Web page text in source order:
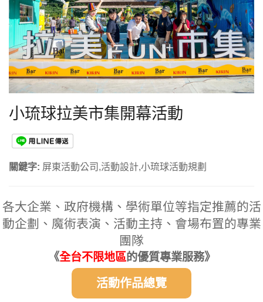
小琉球拉美市集開幕活動
關鍵字: 屏東活動公司,活動設計,小琉球活動規劃
各大企業、政府機構、學術單位等指定推薦的活
動企劃、魔術表演、活動主持、會場布置的專業
團隊
《全台不限地區的優質專業服務》
活動作品總覽